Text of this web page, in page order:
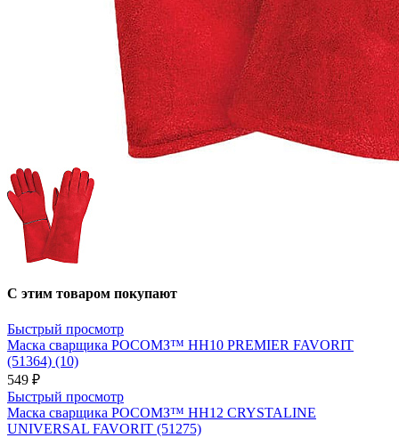
С этим товаром покупают
Быстрый просмотр
Маска сварщика РОСОМЗ™ НН10 PREMIER FAVORIT
(51364) (10)
549 ₽
Быстрый просмотр
Маска сварщика РОСОМЗ™ НН12 CRYSTALINE
UNIVERSAL FAVORIT (51275)